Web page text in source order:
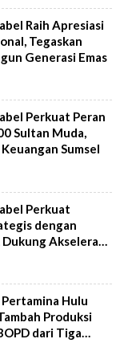
Raih Apresiasi
Tegaskan
Generasi Emas
Perkuat Peran
Sultan Muda,
Sumsel
Perkuat
dengan
Dukung Akselerasi
Pertamina Hulu
Produksi
dari Tiga